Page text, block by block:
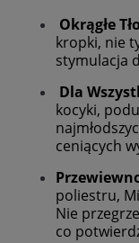
Okrągłe
kropki, nie
stymulacja
Dla
kocyki,
ceniących
poliestru,
Nie
co